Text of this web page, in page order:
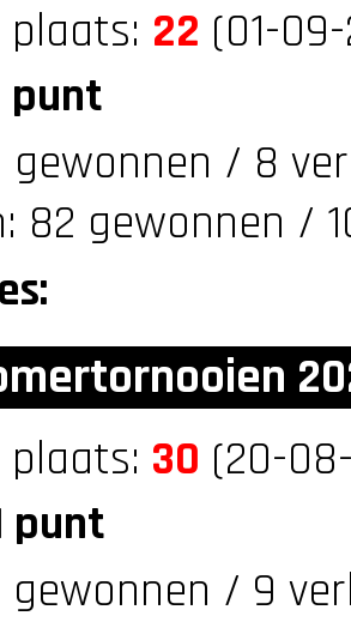
plaats: 22 (01-
punt
gewonnen / 8
82 gewonnen /
plaats: 30 (20-
punt
gewonnen / 9